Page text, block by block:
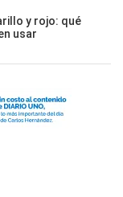
y rojo: qué
usar